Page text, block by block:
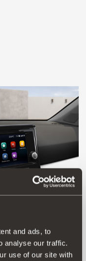
and ads, to
analyse our traffic.
use of our site with